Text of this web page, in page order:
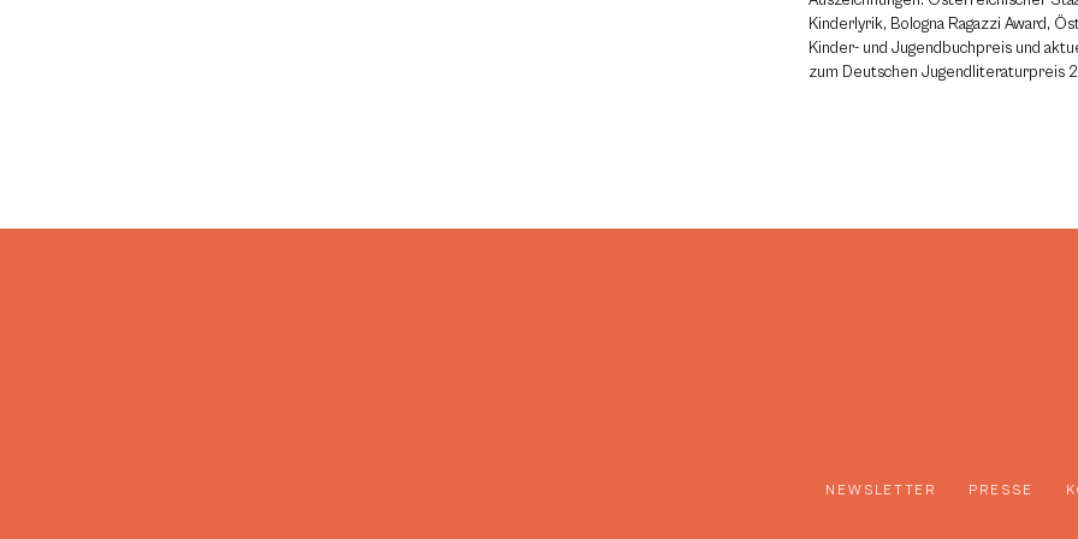
Kinderlyrik, Bologna Ragazzi Award,
Kinder- und Jugendbuchpreis und
zum Deutschen Jugendliteraturpreis
NEWSLETTER PRESSE